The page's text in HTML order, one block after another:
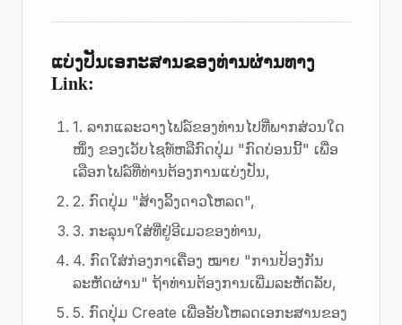
ແບ່ງປັນເອກະສານຂອງທ່ານຜ່ານທາງ
Link:
1. ລາກແລະວາງໄຟລ໌ຂອງທ່ານໄປທີ່ພາກສ່ວນໃດ
ໜຶ່ງ ຂອງເວັບໄຊທ໌ຫລືກົດປຸ່ມ "ກົດບ່ອນນີ້" ເພື່ອ
ເລືອກໄຟລ໌ທີ່ທ່ານຕ້ອງການແບ່ງປັນ,
2. ກົດປຸ່ມ "ສ້າງລິ້ງດາວໂຫລດ",
3. ກະລຸນາໃສ່ທີ່ຢູ່ອີເມວຂອງທ່ານ,
4. ກົດໃສ່ກ່ອງກາເຄື່ອງ ໝາຍ "ການປ້ອງກັນ
ລະຫັດຜ່ານ" ຖ້າທ່ານຕ້ອງການເພີ່ມລະຫັດລັບ,
5. ກົດປຸ່ມ Create ເພື່ອອັບໂຫລດເອກະສານຂອງ